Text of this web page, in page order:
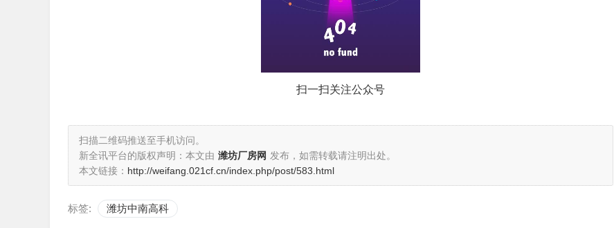
扫一扫关注公众号
扫描二维码推送至手机访问。
新全讯平台的版权声明：本文由 潍坊厂房网 发布，如需转载请注明出处。
本文链接： http://weifang.021cf.cn/index.php/post/583.html
标签: 潍坊中南高科